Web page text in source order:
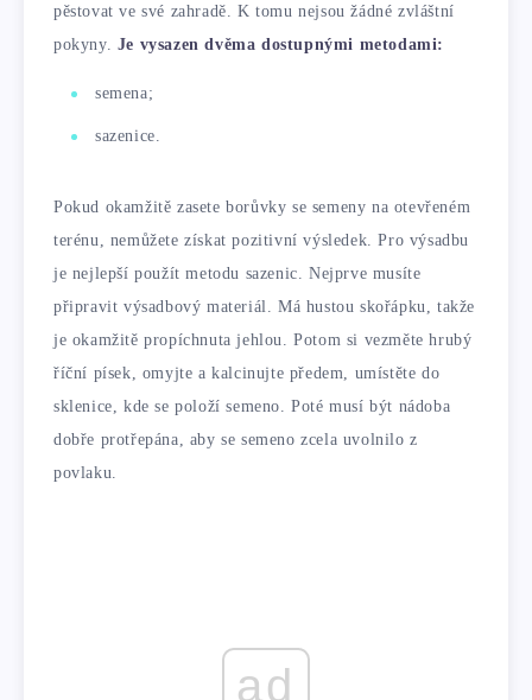
pěstovat ve své zahradě. K tomu nejsou žádné zvláštní
pokyny. Je vysazen dvěma dostupnými metodami:
semena;
sazenice.
Pokud okamžitě zasete borůvky se semeny na otevřeném
terénu, nemůžete získat pozitivní výsledek. Pro výsadbu
je nejlepší použít metodu sazenic. Nejprve musíte
připravit výsadbový materiál. Má hustou skořápku, takže
je okamžitě propíchnuta jehlou. Potom si vezměte hrubý
říční písek, omyjte a kalcinujte předem, umístěte do
sklenice, kde se položí semeno. Poté musí být nádoba
dobře protřepána, aby se semeno zcela uvolnilo z
povlaku.
ad